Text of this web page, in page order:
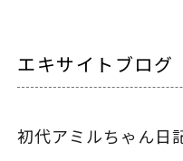
エキサイトブログ
初代アミルちゃん日